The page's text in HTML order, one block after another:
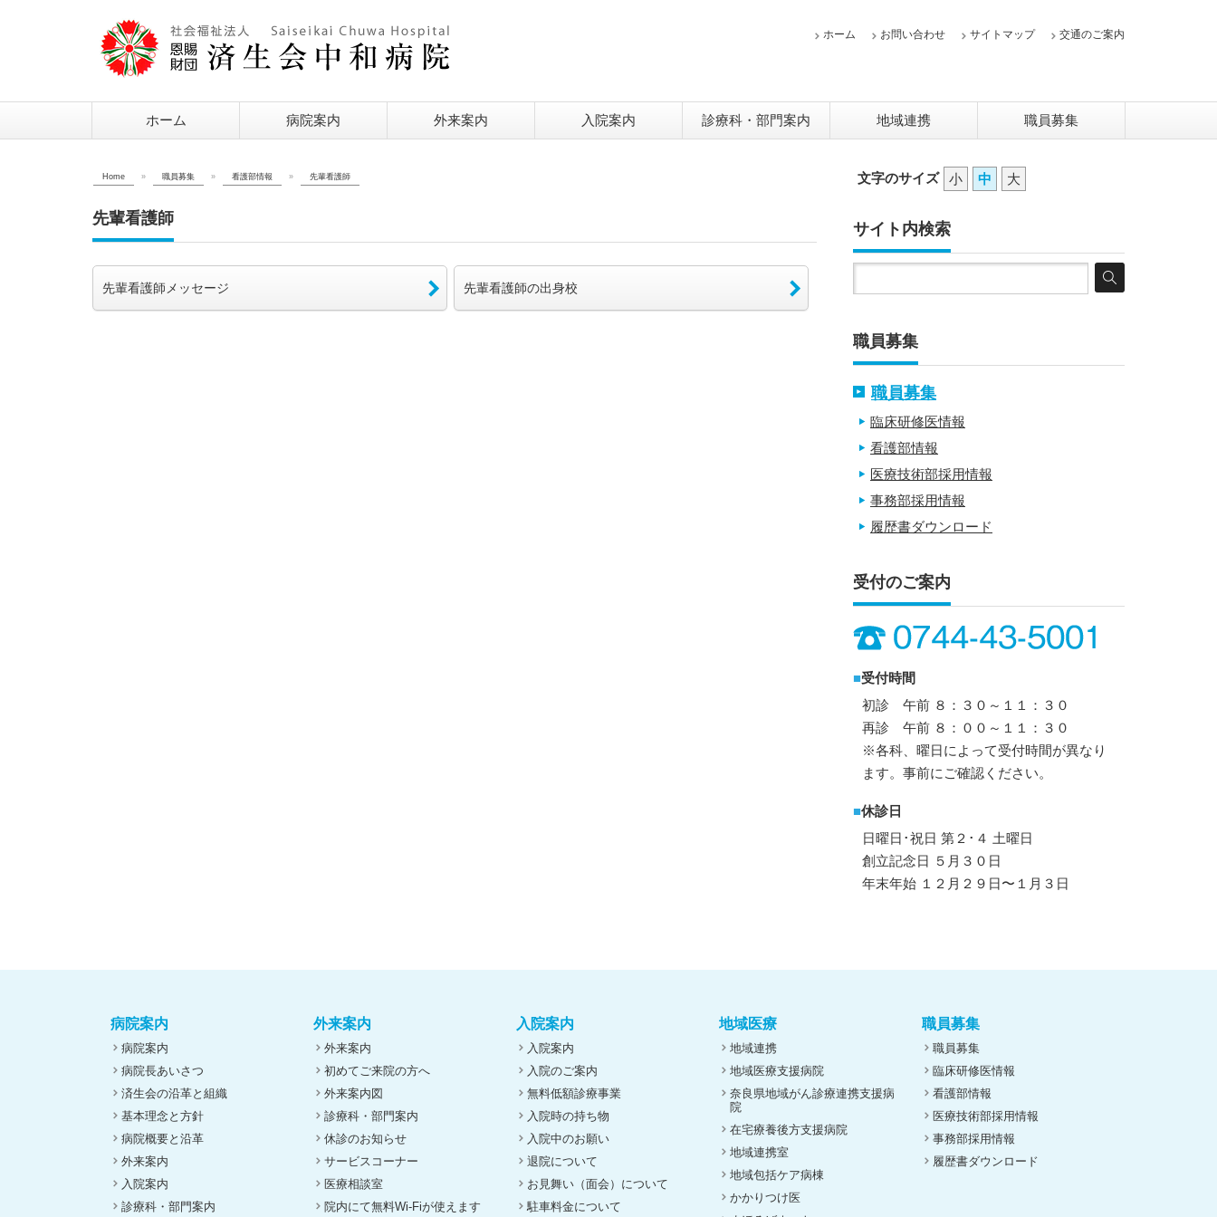
ホーム お問い合わせ サイトマップ 交通のご案内
ホーム 病院案内 外来案内 入院案内 診療科・部門案内 地域連携 職員募集
Home » 職員募集 » 看護部情報 » 先輩看護師
先輩看護師
先輩看護師メッセージ 先輩看護師の出身校
文字のサイズ 小 中 大
サイト内検索
職員募集
職員募集
臨床研修医情報
看護部情報
医療技術部採用情報
事務部採用情報
履歴書ダウンロード
受付のご案内
■受付時間
初診 午前 ８：３０～１１：３０
再診 午前 ８：００～１１：３０
※各科、曜日によって受付時間が異なり
ます。事前にご確認ください。
■休診日
日曜日･祝日 第２･４ 土曜日
創立記念日 ５月３０日
年末年始 １２月２９日〜１月３日
病院案内
病院案内
病院長あいさつ
済生会の沿革と組織
基本理念と方針
病院概要と沿革
外来案内
入院案内
診療科・部門案内
外来案内
外来案内
初めてご来院の方へ
外来案内図
診療科・部門案内
休診のお知らせ
サービスコーナー
医療相談室
院内にて無料Wi-Fiが使えます
入院案内
入院案内
入院のご案内
無料低額診療事業
入院時の持ち物
入院中のお願い
退院について
お見舞い（面会）について
駐車料金について
地域医療
地域連携
地域医療支援病院
奈良県地域がん診療連携支援病
院
在宅療養後方支援病院
地域連携室
地域包括ケア病棟
かかりつけ医
職員募集
職員募集
臨床研修医情報
看護部情報
医療技術部採用情報
事務部採用情報
履歴書ダウンロード